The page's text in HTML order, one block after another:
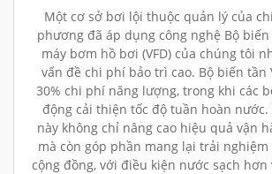
Một cơ sở bơi lội thuộc quản lý của
phương đã áp dụng công nghệ Bộ
máy bơm hồ bơi (VFD) của chúng tôi
vấn đề chi phí bảo trì cao. Bộ biến tần
30% chi phí năng lượng, trong khi các
động cải thiện tốc độ tuần hoàn nước.
này không chỉ nâng cao hiệu quả vận
mà còn góp phần mang lại trải
cộng đồng, với điều kiện nước sạch hơn